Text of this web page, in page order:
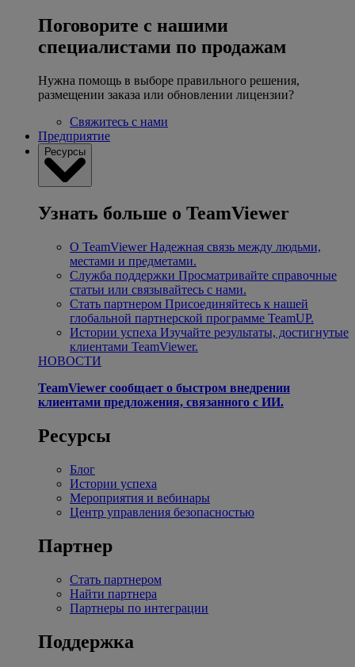
Поговорите с нашими
специалистами по продажам
Нужна помощь в выборе правильного решения,
размещении заказа или обновлении лицензии?
Свяжитесь с нами
Предприятие
Ресурсы
Узнать больше о TeamViewer
О TeamViewer Надежная связь между людьми,
местами и предметами.
Служба поддержки Просматривайте справочные
статьи или связывайтесь с нами.
Стать партнером Присоединяйтесь к нашей
глобальной партнерской программе TeamUP.
Истории успеха Изучайте результаты, достигнутые
клиентами TeamViewer.
НОВОСТИ
TeamViewer сообщает о быстром внедрении
клиентами предложения, связанного с ИИ.
Ресурсы
Блог
Истории успеха
Мероприятия и вебинары
Центр управления безопасностью
Партнер
Стать партнером
Найти партнера
Партнеры по интеграции
Поддержка